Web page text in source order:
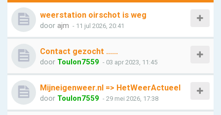
weerstation oirschot is weg
door ajm - 11 jul 2026, 20:41
Contact gezocht ......
door Toulon7559 - 03 apr 2023, 11:45
Mijneigenweer.nl => HetWeerActueel
door Toulon7559 - 29 mei 2026, 17:38